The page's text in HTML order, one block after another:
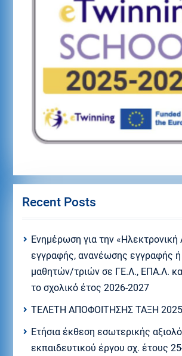
Recent Posts
Eνημέρωση για την «Ηλεκτρονική
εγγραφής, ανανέωσης εγγραφής
μαθητών/τριών σε ΓΕ.Λ., ΕΠΑ.Λ.
το σχολικό έτος 2026-2027
ΤΕΛΕΤΗ ΑΠΟΦΟΙΤΗΣΗΣ ΤΑΞΗ
Ετήσια έκθεση εσωτερικής
εκπαιδευτικού έργου σχ. έτους